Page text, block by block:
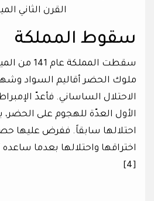
القرن الثاني
سقوط المملكة
سقطت
ملوك الحضر أقاليم السواد
الاحتلال الساساني. فأعدّ
الأول العدّة للهجوم على
احتلالها سابقاً. ففرض عليها
اختراقها واحتلالها بعدما
[4]